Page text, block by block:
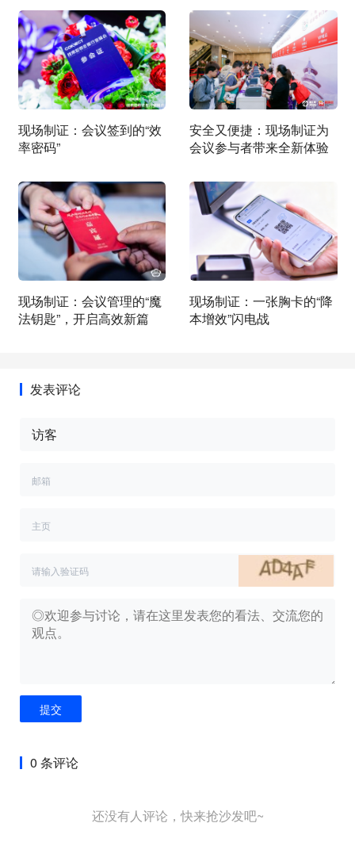
现场制证：会议签到的“效
率密码”
安全又便捷：现场制证为
会议参与者带来全新体验
现场制证：会议管理的“魔
法钥匙”，开启高效新篇
现场制证：一张胸卡的“降
本增效”闪电战
发表评论
提交
0 条评论
还没有人评论，快来抢沙发吧~